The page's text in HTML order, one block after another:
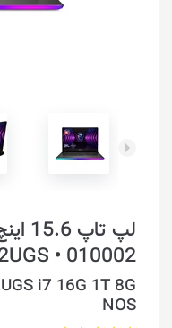
• 010002
i7 16G 1T 8G
NOS